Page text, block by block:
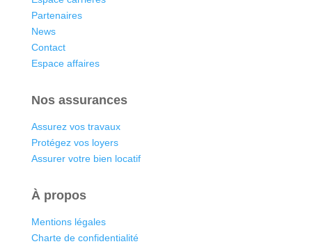
Partenaires
News
Contact
Espace affaires
Nos assurances
Assurez vos travaux
Protégez vos loyers
Assurer votre bien locatif
À propos
Mentions légales
Charte de confidentialité